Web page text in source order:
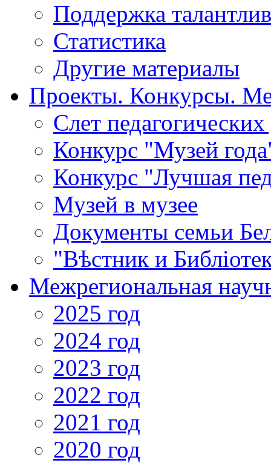
Поддержка
Статистика
Другие материалы
Проекты. Конкурсы.
Cлет
Конкурс "Музей
Конкурс "Лучшая
Музей в музее
Документы семьи
"Вѣстник и
Межрегиональная
2025 год
2024 год
2023 год
2022 год
2021 год
2020 год